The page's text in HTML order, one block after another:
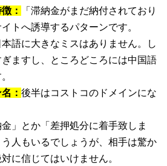
：
「滞納金がまだ納付されており
トへ誘導するパターンです。
本語に大きなミスはありません。し
ますし、ところどころには中国語
： 後半はコストコのドメインにな
金」とか「差押処分に着手致しま
人もいるでしょうが、相手は驚か
に信じてはいけません。